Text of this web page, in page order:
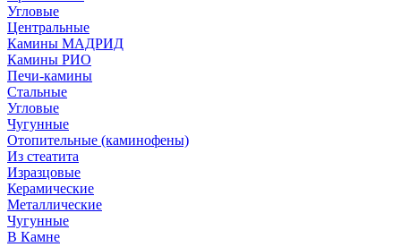
Угловые
Центральные
Камины МАДРИД
Камины РИО
Печи-камины
Стальные
Угловые
Чугунные
Отопительные (каминофены)
Из стеатита
Изразцовые
Керамические
Металлические
Чугунные
В Камне